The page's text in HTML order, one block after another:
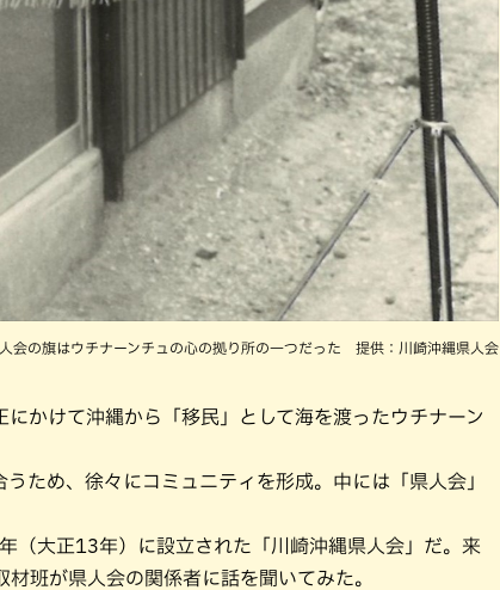
会の旗はウチナーンチュの心の拠り所の一つだった 提供：川崎沖縄県人会
かけて沖縄から「移民」として海を渡ったウチナーン
ため、徐々にコミュニティを形成。中には「県人会」
（大正13年）に設立された「川崎沖縄県人会」だ。来
班が県人会の関係者に話を聞いてみた。